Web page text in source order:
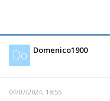
Do Domenico1900
04/07/2024, 18:55